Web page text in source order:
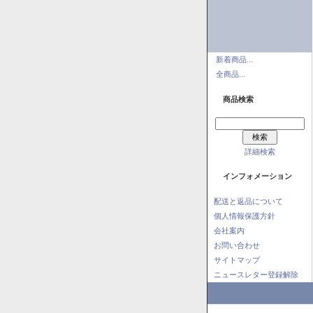
新着商品...
全商品...
商品検索
詳細検索
インフォメーション
配送と返品について
個人情報保護方針
会社案内
お問い合わせ
サイトマップ
ニュースレター登録解除